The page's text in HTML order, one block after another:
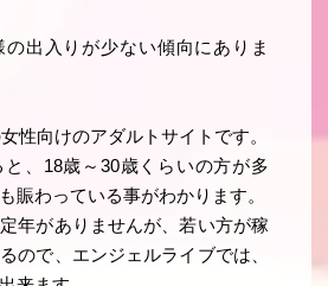
出入りが少ない傾向にありま
性向けのアダルトサイトです。
、18歳～30歳くらいの方が多
賑わっている事がわかります。
年がありませんが、若い方が稼
ので、エンジェルライブでは、